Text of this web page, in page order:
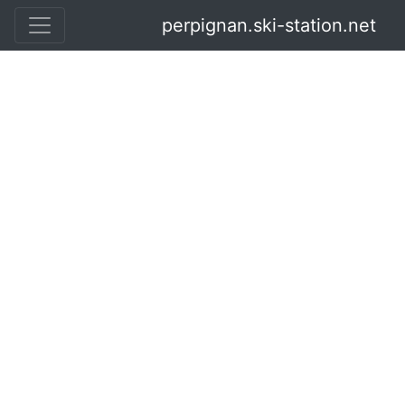
perpignan.ski-station.net